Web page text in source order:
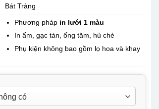
Bát Tràng
Phương phápin lưới 1 màu
In ấm, gạc tàn, ống tăm, hủ chè
Phụ kiện không bao gồm lọ hoa và khay